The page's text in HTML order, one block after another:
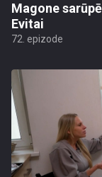
Magone
Evitai
72. epizode